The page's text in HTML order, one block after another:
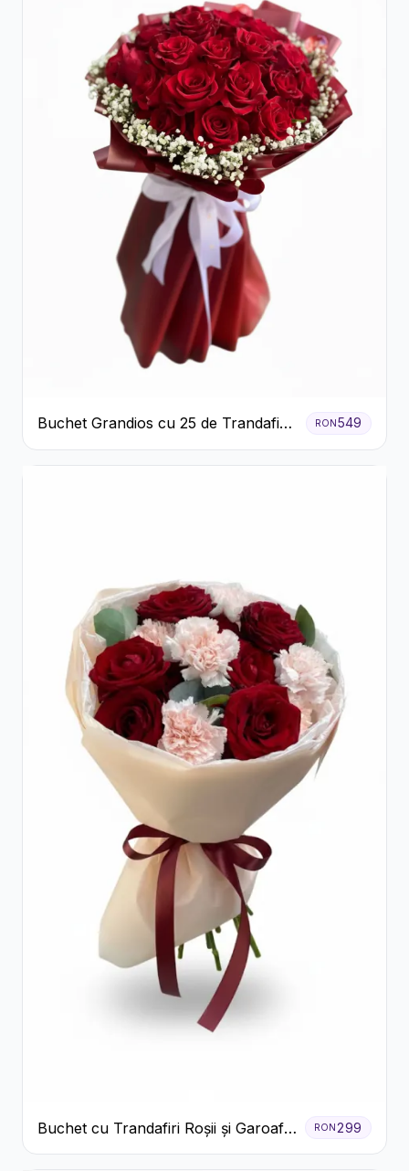
Buchet Grandios cu 25 de Trandafiri
Roșii
RON549
Buchet cu Trandafiri Roșii și Garoafe
Roz Pal
RON 299